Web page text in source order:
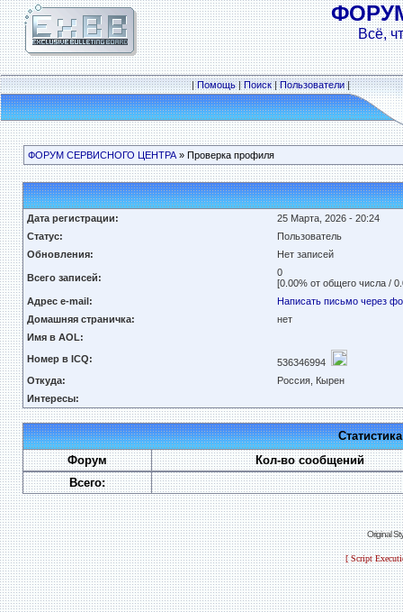
Всё,
|Помощь|Поиск|Пользователи|
ФОРУМ СЕРВИСНОГО ЦЕНТРА» Проверка профиля
Дата регистрации:
25 Марта, 2026 - 20:24
Статус:
Пользователь
Обновления:
Нет записей
Всего записей:
0
[0.00% от общего числа /
Адрес e-mail:
Написать письмо через
Домашняя страничка:
нет
Имя в AOL:
Номер в ICQ:
536346994
Откуда:
Россия, Кырен
Интересы:
Форум
Кол-во сообщений
Всего:
Original
[ Script